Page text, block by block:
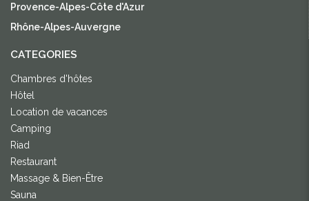
Provence-Alpes-Côte d'Azur
Rhône-Alpes-Auvergne
CATEGORIES
Chambres d'hôtes
Hôtel
Location de vacances
Camping
Riad
Restaurant
Massage & Bien-Être
Sauna